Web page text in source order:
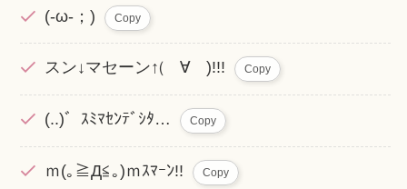
(-ω-；) Copy
スン↓マセーン↑(゚∀゚)!!! Copy
(..)゛ｽﾐﾏｾﾝﾃﾞｼﾀ… Copy
ｍ(｡≧Д≦｡)ｍｽﾏｰﾝ!! Copy